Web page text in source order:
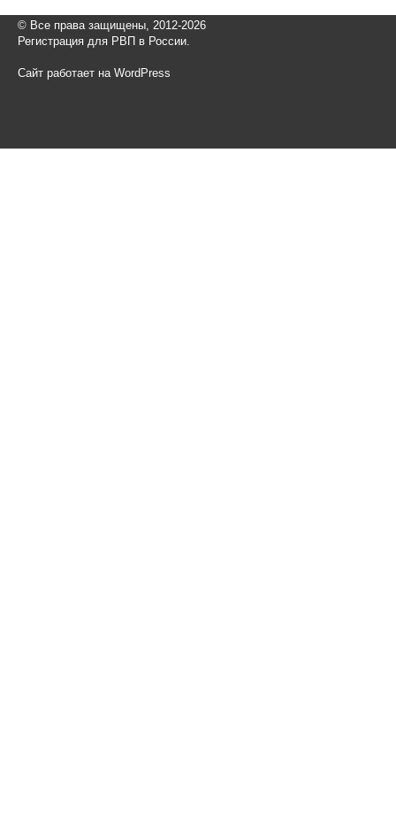
© Все права защищены, 2012-2026
Регистрация для РВП в России.
Сайт работает на WordPress